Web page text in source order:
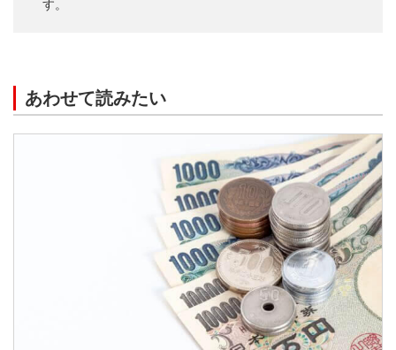
す。
あわせて読みたい